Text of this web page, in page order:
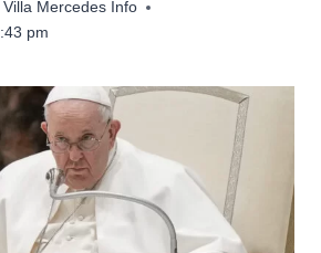
Villa Mercedes Info
pm